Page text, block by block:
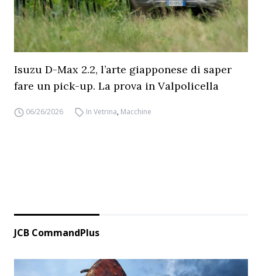
Isuzu D-Max 2.2, l’arte giapponese di saper
fare un pick-up. La prova in Valpolicella
06/26/2026 In Vetrina, Macchine
JCB CommandPlus